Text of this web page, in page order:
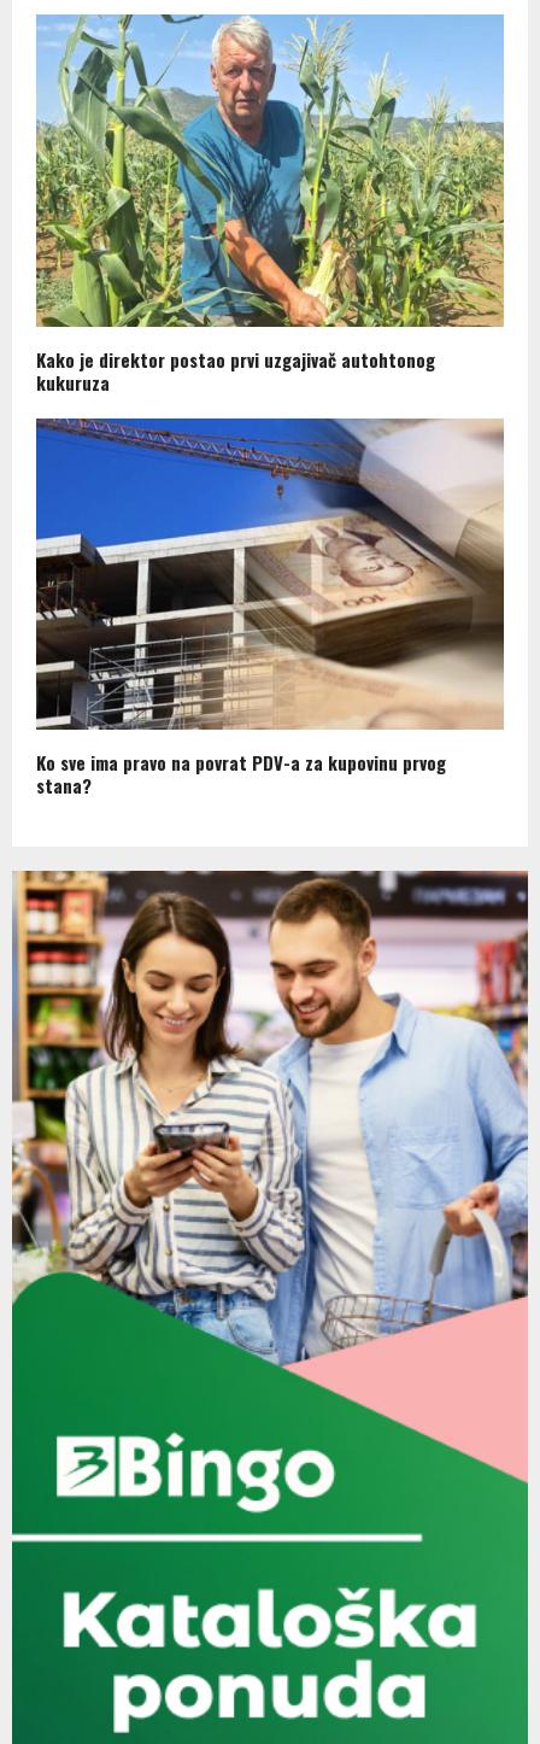
Kako je direktor postao prvi uzgajivač autohtonog
kukuruza
Ko sve ima pravo na povrat PDV-a za kupovinu prvog
stana?